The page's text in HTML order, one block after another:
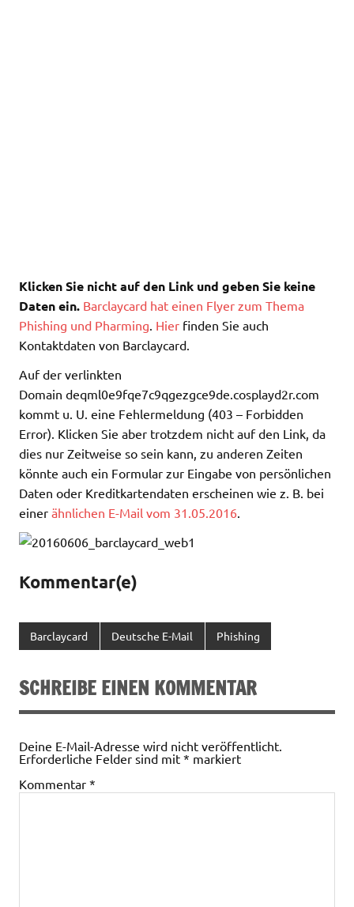
Klicken Sie nicht auf den Link und geben Sie keine
Daten ein. Barclaycard hat einen Flyer zum Thema
Phishing und Pharming. Hier finden Sie auch
Kontaktdaten von Barclaycard.
Auf der verlinkten
Domain deqml0e9fqe7c9qgezgce9de.cosplayd2r.com
kommt u. U. eine Fehlermeldung (403 – Forbidden
Error). Klicken Sie aber trotzdem nicht auf den Link, da
dies nur Zeitweise so sein kann, zu anderen Zeiten
könnte auch ein Formular zur Eingabe von persönlichen
Daten oder Kreditkartendaten erscheinen wie z. B. bei
einer ähnlichen E-Mail vom 31.05.2016.
Kommentar(e)
Barclaycard Deutsche E-Mail Phishing
SCHREIBE EINEN KOMMENTAR
Deine E-Mail-Adresse wird nicht veröffentlicht.
Erforderliche Felder sind mit * markiert
Kommentar *